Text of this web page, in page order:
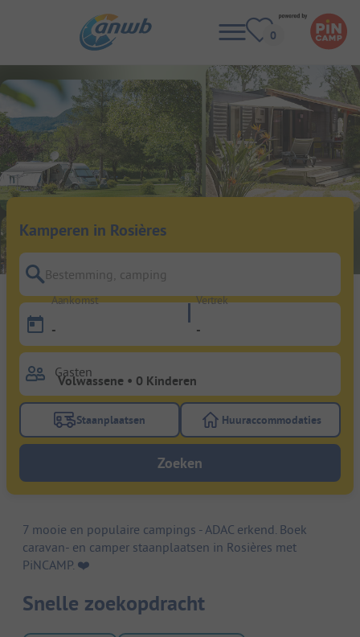
Kamperen in Rosières
Bestemming, camping
Aankomst
-
Vertrek
-
Gasten
Gebruik de filterknop staanplaatsen om te zoeken
Staanplaatsen Gebruik de
Huuraccommodaties
Zoeken
7 mooie en populaire campings - ADAC erkend. Boek
caravan- en camper staanplaatsen in Rosières met
PiNCAMP. ❤️️
Snelle zoekopdracht